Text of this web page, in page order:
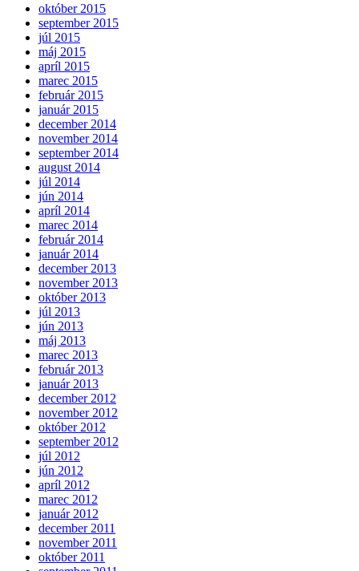
október 2015
september 2015
júl 2015
máj 2015
apríl 2015
marec 2015
február 2015
január 2015
december 2014
november 2014
september 2014
august 2014
júl 2014
jún 2014
apríl 2014
marec 2014
február 2014
január 2014
december 2013
november 2013
október 2013
júl 2013
jún 2013
máj 2013
marec 2013
február 2013
január 2013
december 2012
november 2012
október 2012
september 2012
júl 2012
jún 2012
apríl 2012
marec 2012
január 2012
december 2011
november 2011
október 2011